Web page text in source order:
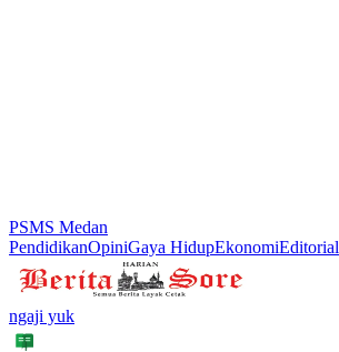
PSMS Medan
PendidikanOpiniGaya HidupEkonomiEditorial
ngaji yuk